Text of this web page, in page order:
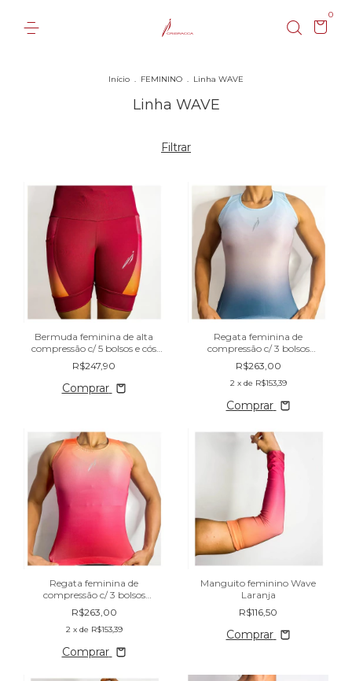
0
Início . FEMININO . Linha WAVE
Linha WAVE
Filtrar
Bermuda feminina de alta
compressão c/ 5 bolsos e cós
alto Wave Laranja
R$247,90
Comprar
Regata feminina de
compressão c/ 3 bolsos
traseiros Wave Azul
R$263,00
2 x de R$153,39
Comprar
Regata feminina de
compressão c/ 3 bolsos
traseiros Wave Laranja
R$263,00
2 x de R$153,39
Comprar
Manguito feminino Wave
Laranja
R$116,50
Comprar